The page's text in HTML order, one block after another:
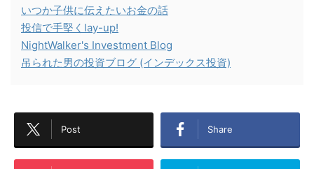
いつか子供に伝えたいお金の話
投信で手堅くlay-up!
NightWalker's Investment Blog
吊られた男の投資ブログ (インデックス投資)
Post Share